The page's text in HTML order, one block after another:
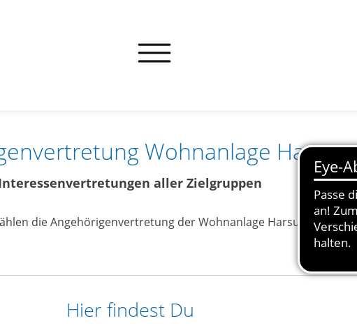
Wohnanlage Harsum
aller Zielgruppen
die Angehörigenvertretung der Wohnanlage Harsum.
Hier findest Du